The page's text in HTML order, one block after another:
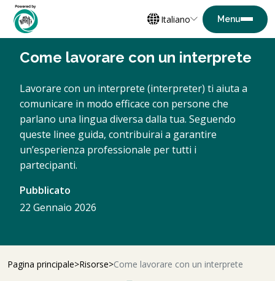
Italiano
Come lavorare con un interprete
Lavorare con un interprete (interpreter) ti aiuta a
comunicare in modo efficace con persone che
parlano una lingua diversa dalla tua. Seguendo
queste linee guida, contribuirai a garantire
un’esperienza professionale per tutti i
partecipanti.
Pubblicato
22 Gennaio 2026
Pagina principale Risorse Come lavorare con un interprete